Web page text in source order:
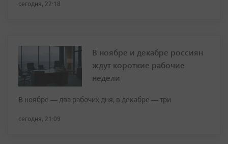
сегодня, 22:18
В ноябре и декабре россиян
ждут короткие рабочие
недели
В ноябре — два рабочих дня, в декабре — три
сегодня, 21:09